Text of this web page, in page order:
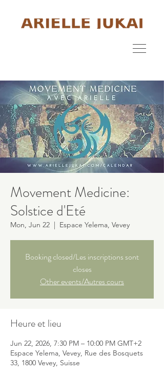
Movement Medicine:
Solstice d'Eté
Mon, Jun 22
  |
Espace Yelema, Vevey
Booking closed/Les inscriptions sont
closes
Other events/Autres cours
Heure et lieu
Jun 22, 2026, 7:30 PM – 10:00 PM GMT+2
Espace Yelema, Vevey, Rue des Bosquets
33, 1800 Vevey, Suisse